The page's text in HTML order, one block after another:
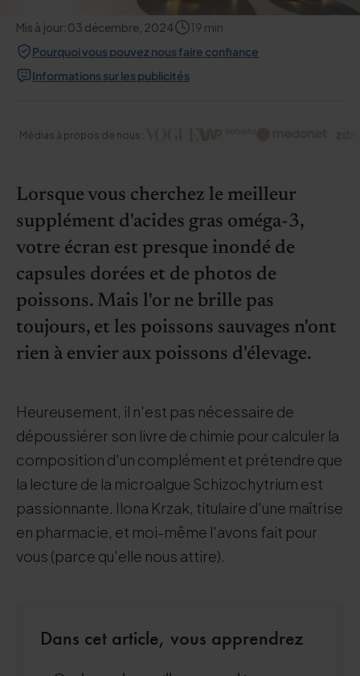
Mis à jour:03 décembre, 2024 19 min
Pourquoi vous pouvez nous faire confiance
Informations sur les publicités
Médias à propos de nous :
Lorsque vous cherchez le meilleur
supplément d'acides gras oméga-3,
votre écran est presque inondé de
capsules dorées et de photos de
poissons. Mais l'or ne brille pas
toujours, et les poissons sauvages n'ont
rien à envier aux poissons d'élevage.
Heureusement, il n'est pas nécessaire de
dépoussiérer son livre de chimie pour calculer la
composition d'un complément et prétendre que
la lecture de la microalgue Schizochytrium est
passionnante. Ilona Krzak, titulaire d'une maîtrise
en pharmacie, et moi-même l'avons fait pour
vous (parce qu'elle nous attire).
Dans cet article, vous apprendrez